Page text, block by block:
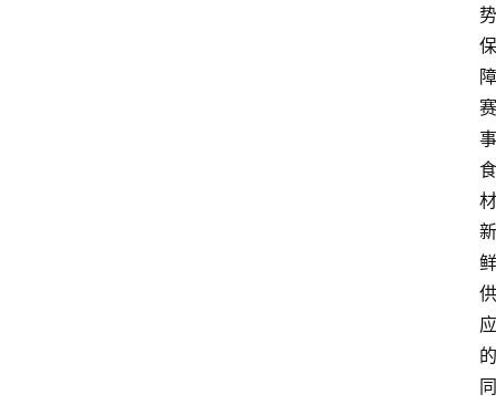
势
保
障
赛
事
食
材
新
鲜
供
应
的
同